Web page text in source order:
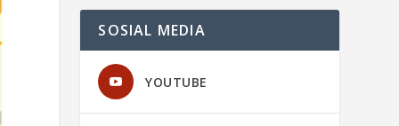
SOSIAL MEDIA
YOUTUBE